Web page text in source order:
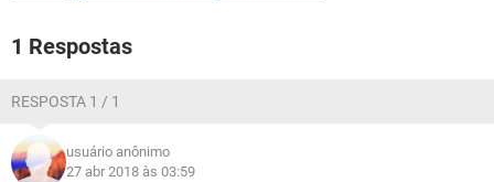
1 Respostas
RESPOSTA 1 / 1
usuário anônimo
27 abr 2018 às 03:59